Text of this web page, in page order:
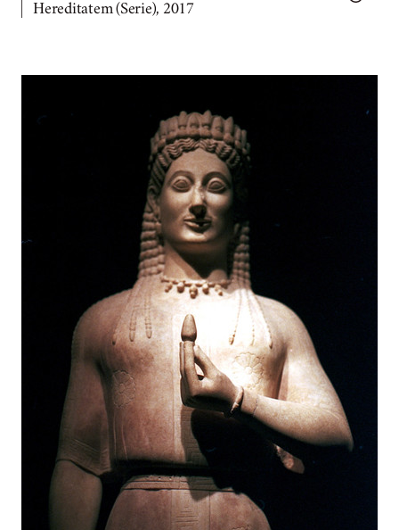
Hereditatem (Serie), 2017